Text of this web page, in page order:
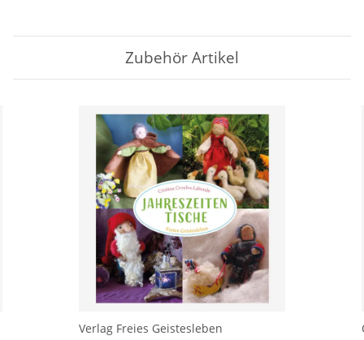
Zubehör Artikel
Verlag Freies Geistesleben